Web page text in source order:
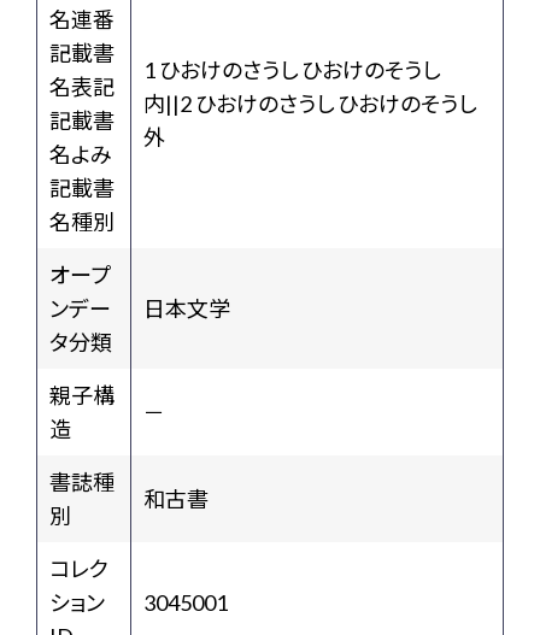
名連番
記載書
名表記
記載書
名よみ
記載書
名種別
1 ひおけのさうし ひおけのそうし
内||2 ひおけのさうし ひおけのそうし
外
オープ
ンデー
タ分類
日本文学
親子構
造
－
書誌種
別
和古書
コレク
ション
3045001